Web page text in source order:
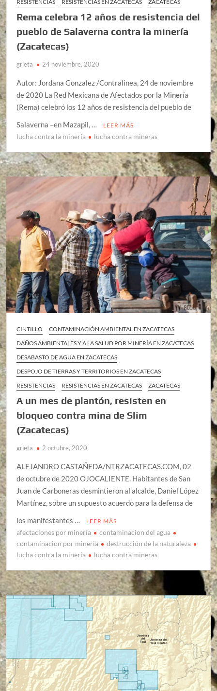
RESISTENCIAS RESISTENCIAS EN ZACATECAS ZACATECAS
Rema celebra 12 años de resistencia del
pueblo de Salaverna contra la minería
(Zacatecas)
grieta 24 noviembre, 2020
Autor: Jordana Gonzalez /Contralinea, 24 de noviembre
de 2020 La Red Mexicana de Afectados por la Minería
(Rema) celebró los 12 años de resistencia del pueblo de
Salaverna –en Mazapil, …
LEER MÁS
lucha contra la minería lucha contra mineras
CINTILLO
CONTAMINACIÓN AMBIENTAL EN ZACATECAS
DAÑOS AMBIENTALES Y A LA SALUD POR MINERÍA EN ZACATECAS
DESABASTO DE AGUA EN ZACATECAS
DESPOJO DE TIERRAS Y TERRITORIOS EN ZACATECAS
RESISTENCIAS
RESISTENCIAS EN ZACATECAS ZACATECAS
A un mes de plantón, resisten en
bloqueo contra mina de Slim
(Zacatecas)
grieta 2 octubre, 2020
ALEJANDRO CASTAÑEDA/NTRZACATECAS.COM, 02
de octubre de 2020 OJOCALIENTE. Habitantes de San
Juan de Carboneras desmintieron al alcalde, Daniel López
Martínez, sobre un supuesto acuerdo para la defensa de
los manifestantes …
LEER MÁS
afectaciones por minería
contaminacion del agua
contaminacion por mineria
destrucción de la naturaleza
lucha contra la minería
lucha contra mineras